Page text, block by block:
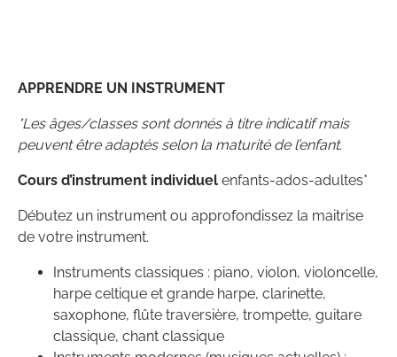
APPRENDRE UN INSTRUMENT
*Les âges/classes sont donnés à titre indicatif mais
peuvent être adaptés selon la maturité de l’enfant.
Cours d’instrument individuel enfants-ados-adultes*
Débutez un instrument ou approfondissez la maitrise
de votre instrument.
Instruments classiques : piano, violon, violoncelle,
harpe celtique et grande harpe, clarinette,
saxophone, flûte traversière, trompette, guitare
classique, chant classique